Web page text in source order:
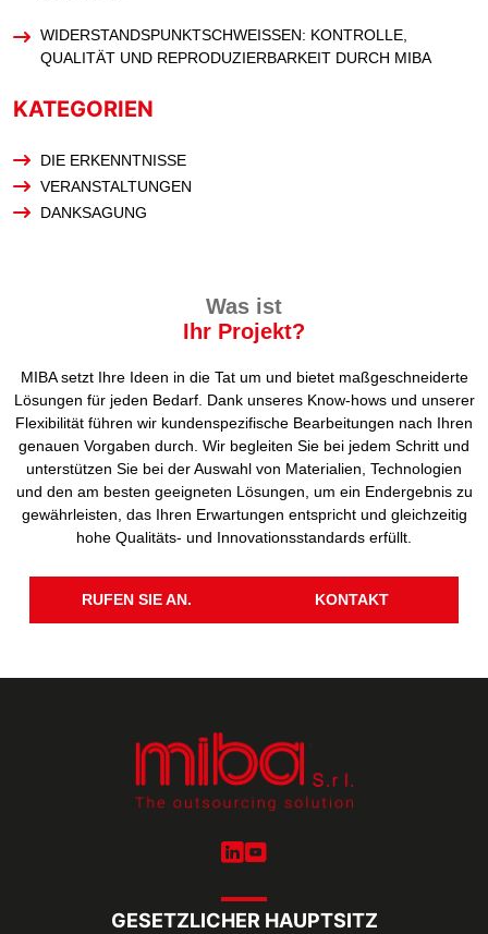
WIDERSTANDSPUNKTSCHWEISSEN: KONTROLLE, Q
UALITÄT UND REPRODUZIERBARKEIT DURCH MIBA
KATEGORIEN
DIE ERKENNTNISSE
VERANSTALTUNGEN
DANKSAGUNG
Was ist
Ihr Projekt?
MIBA setzt Ihre Ideen in die Tat um und bietet maßgeschneiderte
Lösungen für jeden Bedarf. Dank unseres Know-hows und unserer
Flexibilität führen wir kundenspezifische Bearbeitungen nach Ihren
genauen Vorgaben durch. Wir begleiten Sie bei jedem Schritt und
unterstützen Sie bei der Auswahl von Materialien, Technologien
und den am besten geeigneten Lösungen, um ein Endergebnis zu
gewährleisten, das Ihren Erwartungen entspricht und gleichzeitig
hohe Qualitäts- und Innovationsstandards erfüllt.
RUFEN SIE AN. KONTAKT
GESETZLICHER HAUPTSITZ